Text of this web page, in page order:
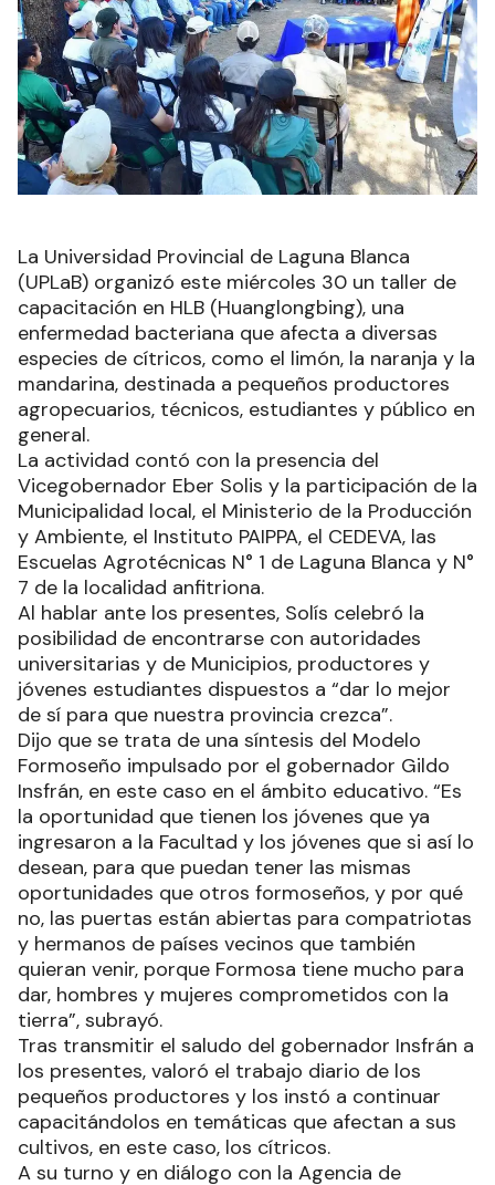
La Universidad Provincial de Laguna Blanca
(UPLaB) organizó este miércoles 30 un taller de
capacitación en HLB (Huanglongbing), una
enfermedad bacteriana que afecta a diversas
especies de cítricos, como el limón, la naranja y la
mandarina, destinada a pequeños productores
agropecuarios, técnicos, estudiantes y público en
general.
La actividad contó con la presencia del
Vicegobernador Eber Solis y la participación de la
Municipalidad local, el Ministerio de la Producción
y Ambiente, el Instituto PAIPPA, el CEDEVA, las
Escuelas Agrotécnicas N° 1 de Laguna Blanca y N°
7 de la localidad anfitriona.
Al hablar ante los presentes, Solís celebró la
posibilidad de encontrarse con autoridades
universitarias y de Municipios, productores y
jóvenes estudiantes dispuestos a “dar lo mejor
de sí para que nuestra provincia crezca”.
Dijo que se trata de una síntesis del Modelo
Formoseño impulsado por el gobernador Gildo
Insfrán, en este caso en el ámbito educativo. “Es
la oportunidad que tienen los jóvenes que ya
ingresaron a la Facultad y los jóvenes que si así lo
desean, para que puedan tener las mismas
oportunidades que otros formoseños, y por qué
no, las puertas están abiertas para compatriotas
y hermanos de países vecinos que también
quieran venir, porque Formosa tiene mucho para
dar, hombres y mujeres comprometidos con la
tierra”, subrayó.
Tras transmitir el saludo del gobernador Insfrán a
los presentes, valoró el trabajo diario de los
pequeños productores y los instó a continuar
capacitándolos en temáticas que afectan a sus
cultivos, en este caso, los cítricos.
A su turno y en diálogo con la Agencia de